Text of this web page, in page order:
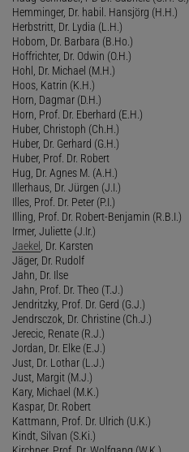
Hemminger, Dr. habil. Hansjörg (H.H.)
Herbstritt, Dr. Lydia (L.H.)
Hobom, Dr. Barbara (B.Ho.)
Hoffrichter, Dr. Odwin (O.H.)
Hohl, Dr. Michael (M.H.)
Hoos, Katrin (K.H.)
Horn, Dagmar (D.H.)
Horn, Prof. Dr. Eberhard (E.H.)
Huber, Christoph (Ch.H.)
Huber, Dr. Gerhard (G.H.)
Huber, Prof. Dr. Robert
Hug, Dr. Agnes M. (A.H.)
Illerhaus, Dr. Jürgen (J.I.)
Illes, Prof. Dr. Peter (P.I.)
Illing, Prof. Dr. Robert-Benjamin (R.B.I.)
Irmer, Juliette (J.Ir.)
Jaekel , Dr. Karsten
Jäger, Dr. Rudolf
Jahn, Dr. Ilse
Jahn, Prof. Dr. Theo (T.J.)
Jendritzky, Prof. Dr. Gerd (G.J.)
Jendrsczok, Dr. Christine (Ch.J.)
Jerecic, Renate (R.J.)
Jordan, Dr. Elke (E.J.)
Just, Dr. Lothar (L.J.)
Just, Margit (M.J.)
Kary, Michael (M.K.)
Kaspar, Dr. Robert
Kattmann, Prof. Dr. Ulrich (U.K.)
Kindt, Silvan (S.Ki.)